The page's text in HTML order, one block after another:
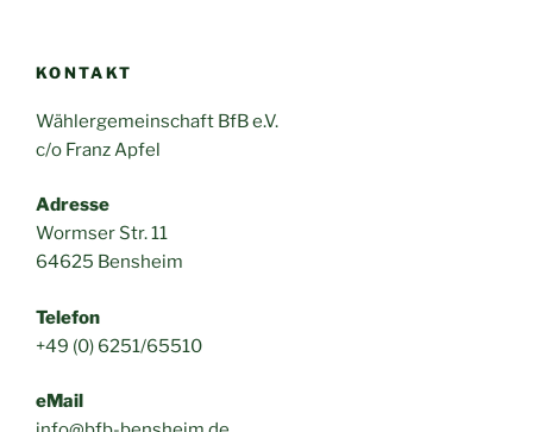
KONTAKT
Wählergemeinschaft BfB e.V.
c/o Franz Apfel
Adresse
Wormser Str. 11
64625 Bensheim
Telefon
+49 (0) 6251/65510
eMail